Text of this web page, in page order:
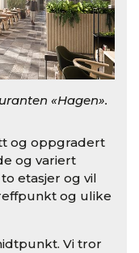
«Hagen».
og oppgradert
og variert
etasjer og vil
og ulike
Vi tror